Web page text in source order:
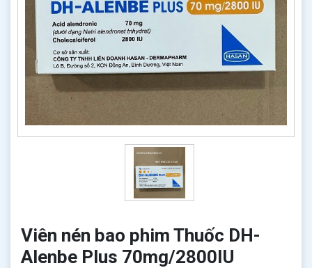
Viên nén bao phim Thuốc DH-
Alenbe Plus 70mg/2800IU